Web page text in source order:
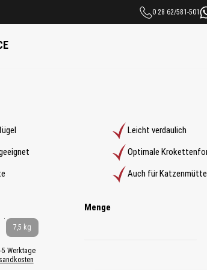
0 28 62/581-501
Leicht verdaulich
Optimale
Auch für
7,5 kg
Werktage
Menge